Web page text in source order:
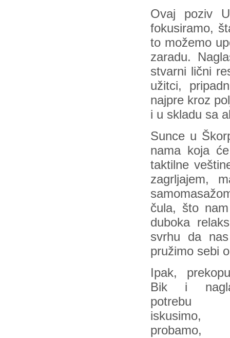
Ovaj poziv
fokusiramo,
to možemo
zaradu.
stvarni lični
užitci,
najpre kroz
i u skladu sa
Sunce u
nama koja
taktilne
zagrljajem,
čula, što
duboka
svrhu da
pružimo sebi
Ipak,
Bik i